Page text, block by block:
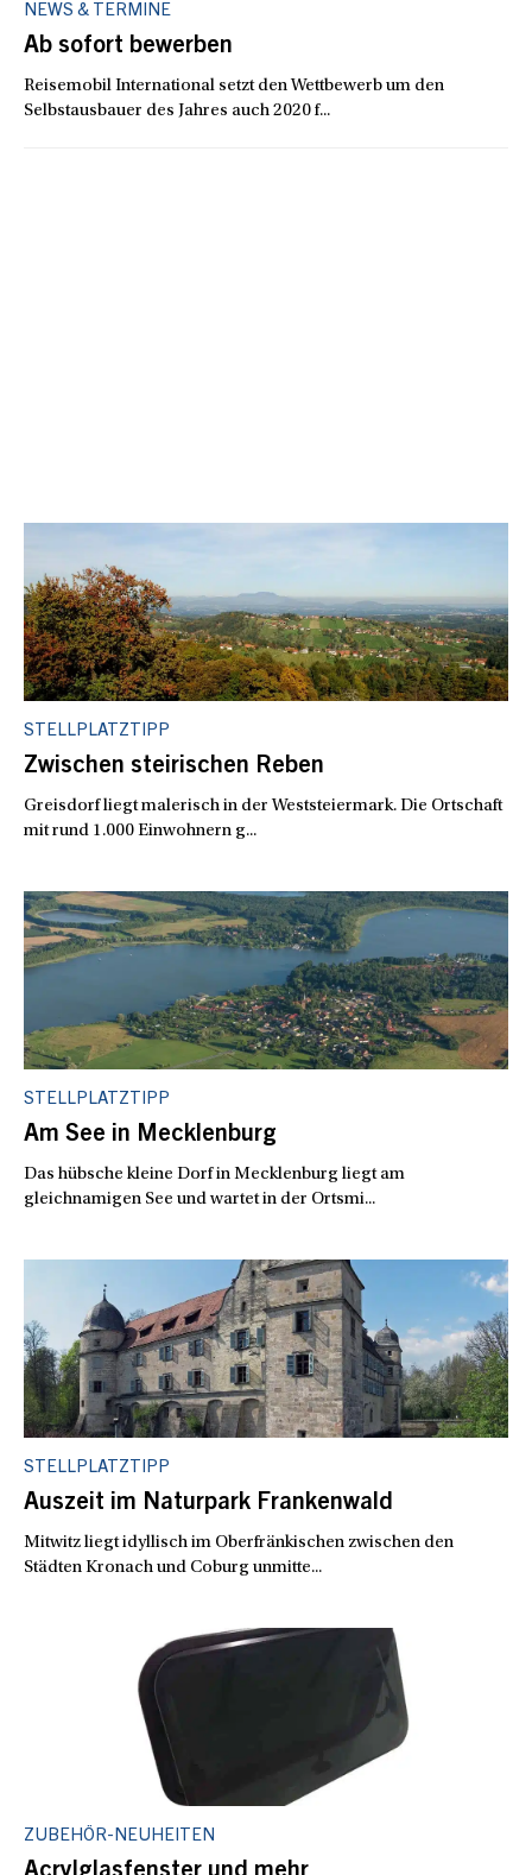
NEWS & TERMINE
Ab sofort bewerben
Reisemobil International setzt den Wettbewerb um den
Selbstausbauer des Jahres auch 2020 f...
STELLPLATZTIPP
Auszeit im Naturpark Frankenwald
Mitwitz liegt idyllisch im Oberfränkischen zwischen den
Städten Kronach und Coburg unmitte...
STELLPLATZTIPP
Am See in Mecklenburg
Das hübsche kleine Dorf in Mecklenburg liegt am
gleichnamigen See und wartet in der Ortsmi...
STELLPLATZTIPP
Zwischen steirischen Reben
Greisdorf liegt malerisch in der Weststeiermark. Die Ortschaft
mit rund 1.000 Einwohnern g...
ZUBEHÖR-NEUHEITEN